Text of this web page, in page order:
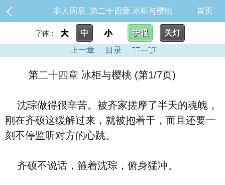
非人同居_第二十四章 冰柜与樱桃 首页
字体： 大 中 小 护眼
关灯
上一章
目录 下一页
第二十四章 冰柜与樱桃 (第1/7页)
沈琮做得很辛苦。被齐家搓摩了半天的魂魄，
刚在齐硕这缓解过来，就被抱着干，而且还要一
刻不停监听对方的心跳。
齐硕不说话，箍着沈琮，俯身猛冲。